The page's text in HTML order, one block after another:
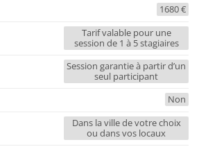
1680 €
Tarif valable pour une
session de 1 à 5 stagiaires
Session garantie à partir d’un
seul participant
Non
Dans la ville de votre choix
ou dans vos locaux